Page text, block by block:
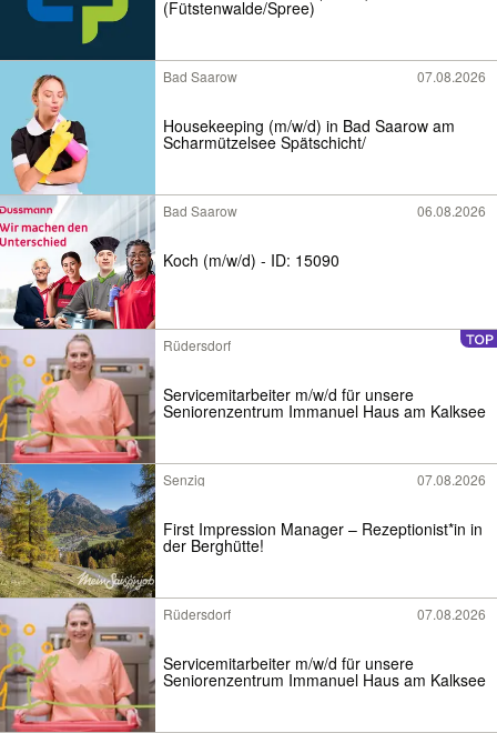
(Fütstenwalde/Spree)
Bad Saarow 07.08.2026
Housekeeping (m/w/d) in Bad Saarow am
Scharmützelsee Spätschicht/
Bad Saarow 06.08.2026
Koch (m/w/d) - ID: 15090
Rüdersdorf
Servicemitarbeiter m/w/d für unsere
Seniorenzentrum Immanuel Haus am Kalksee
Senzig 07.08.2026
First Impression Manager – Rezeptionist*in in
der Berghütte!
Rüdersdorf 07.08.2026
Servicemitarbeiter m/w/d für unsere
Seniorenzentrum Immanuel Haus am Kalksee